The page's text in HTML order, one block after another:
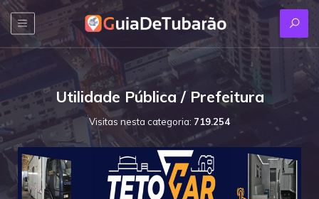
Utilidade Pública / Prefeitura
Visitas nesta categoria: 719.254